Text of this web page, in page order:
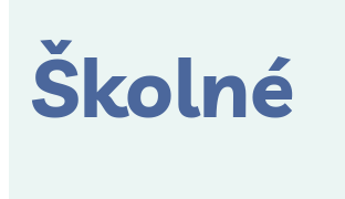
Školné